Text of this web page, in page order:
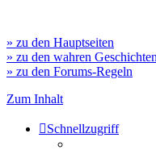
» zu den Hauptseiten
» zu den wahren Geschichten
» zu den Forums-Regeln
Zum Inhalt
Schnellzugriff